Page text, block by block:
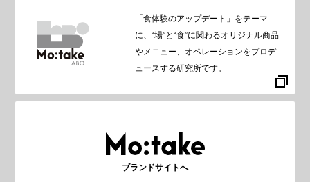
「食体験のアップデート」をテーマ
に、“場”と“食”に関わるオリジナル商品
やメニュー、オペレーションをプロデ
ュースする研究所です。
ブランドサイトへ